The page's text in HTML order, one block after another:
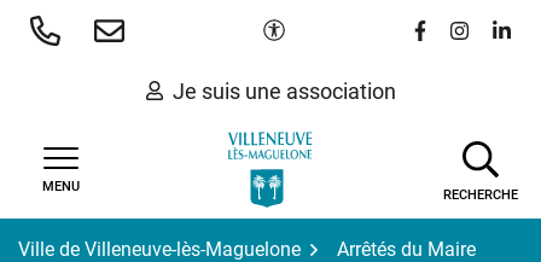
Aller
Paramètres d'accessibilité
Lien vers le
Lien vers
Lien
Je suis une association
MENU
RECHERCHE
Ville de Villeneuve-lès-Maguelone
Arrêtés du Maire